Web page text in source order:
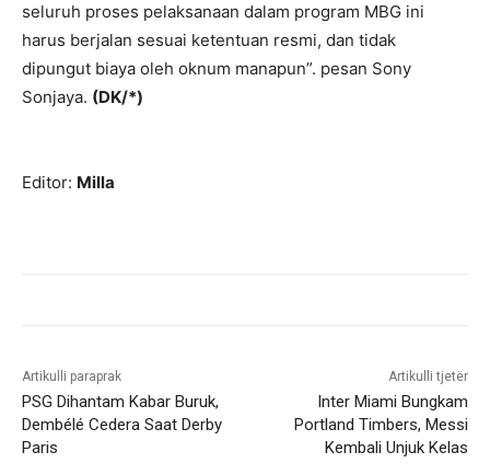
seluruh proses pelaksanaan dalam program MBG ini
harus berjalan sesuai ketentuan resmi, dan tidak
dipungut biaya oleh oknum manapun”. pesan Sony
Sonjaya. (DK/*)
Editor: Milla
Artikulli paraprak
PSG Dihantam Kabar Buruk,
Dembélé Cedera Saat Derby
Paris
Artikulli tjetër
Inter Miami Bungkam
Portland Timbers, Messi
Kembali Unjuk Kelas